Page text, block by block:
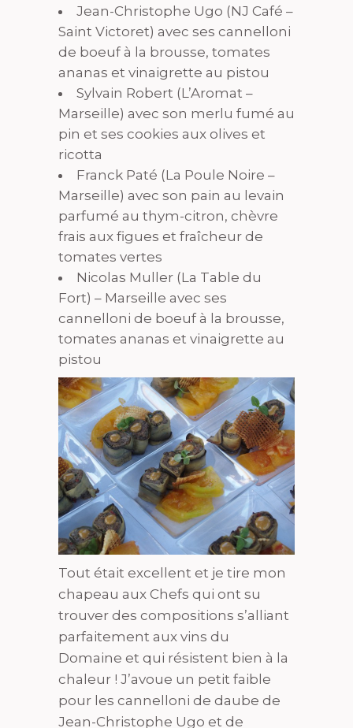
Jean-Christophe Ugo (NJ Café –
Saint Victoret) avec ses cannelloni
de boeuf à la brousse, tomates
ananas et vinaigrette au pistou
Sylvain Robert (L’Aromat –
Marseille) avec son merlu fumé au
pin et ses cookies aux olives et
ricotta
Franck Paté (La Poule Noire –
Marseille) avec son pain au levain
parfumé au thym-citron, chèvre
frais aux figues et fraîcheur de
tomates vertes
Nicolas Muller (La Table du
Fort) – Marseille avec ses
cannelloni de boeuf à la brousse,
tomates ananas et vinaigrette au
pistou
Tout était excellent et je tire mon
chapeau aux Chefs qui ont su
trouver des compositions s’alliant
parfaitement aux vins du
Domaine et qui résistent bien à la
chaleur ! J’avoue un petit faible
pour les cannelloni de daube de
Jean-Christophe Ugo et de